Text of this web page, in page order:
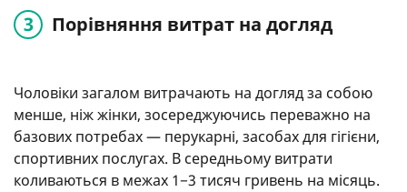
Порівняння витрат на догляд
Чоловіки загалом витрачають на догляд за собою
менше, ніж жінки, зосереджуючись переважно на
базових потребах — перукарні, засобах для гігієни,
спортивних послугах. В середньому витрати
коливаються в межах 1−3 тисяч гривень на місяць.